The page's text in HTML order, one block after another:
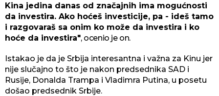
Kina jedina danas od značajnih ima mogućnosti
da investira. Ako hoćeš investicije, pa - ideš tamo
i razgovaraš sa onim ko može da investira i ko
hoće da investira", ocenio je on.
Istakao je da je Srbija interesantna i važna za Kinu jer
nije slučajno to što je nakon predsednika SAD i
Rusije, Donalda Trampa i Vladimra Putina, u posetu
došao predsednik Srbije.